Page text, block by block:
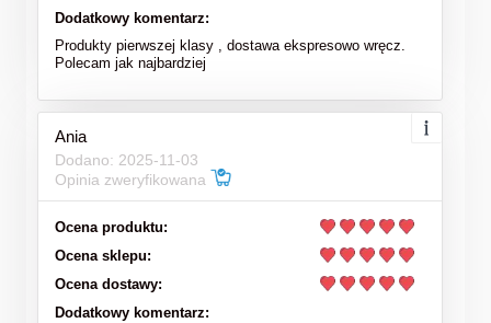
Dodatkowy komentarz:
Produkty pierwszej klasy , dostawa ekspresowo wręcz.
Polecam jak najbardziej
Ania
Dodano: 2025-11-03
Opinia zweryfikowana
Ocena produktu:
Ocena sklepu:
Ocena dostawy:
Dodatkowy komentarz: